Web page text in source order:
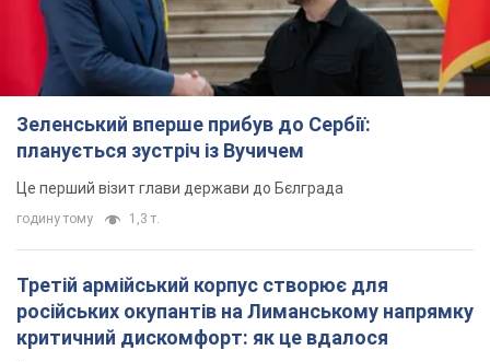
Зеленський вперше прибув до Сербії:
планується зустріч із Вучичем
Це перший візит глави держави до Бєлграда
годину тому 1,3 т.
Третій армійський корпус створює для
російських окупантів на Лиманському напрямку
критичний дискомфорт: як це вдалося